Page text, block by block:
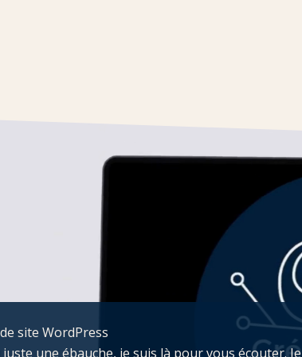
site WordPress
une ébauche, je suis là pour vous écouter. Je